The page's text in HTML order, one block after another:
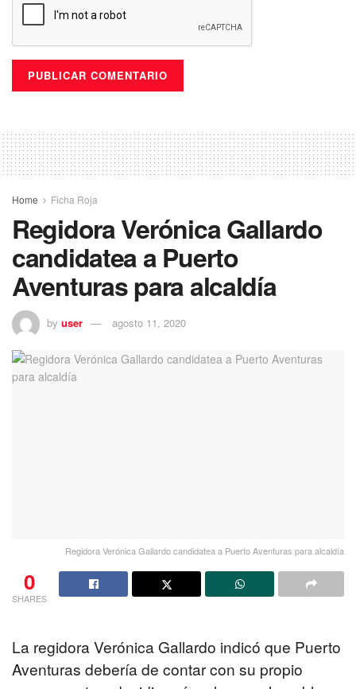
Home Ficha Roja
Regidora Verónica Gallardo
candidatea a Puerto
Aventuras para alcaldía
by user agosto 11, 2020
Regidora Verónica Gallardo candidatea a Puerto Aventuras para alcaldía
0
SHARES
La regidora Verónica Gallardo indicó que Puerto
Aventuras debería de contar con su propio